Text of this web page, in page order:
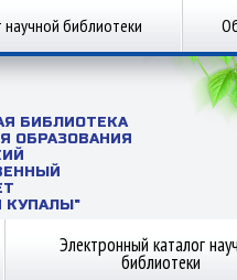
научной библиотеки
БИБЛИОТЕКА
ОБРАЗОВАНИЯ
КУПАЛЫ"
Электронный каталог
библиотеки